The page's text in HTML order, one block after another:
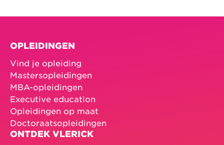
OPLEIDINGEN
Vind je opleiding
Mastersopleidingen
MBA-opleidingen
Executive education
Opleidingen op maat
Doctoraatsopleidingen
ONTDEK VLERICK